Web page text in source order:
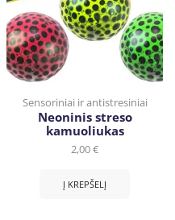
Sensoriniai ir antistresiniai
Neoninis streso
kamuoliukas
2,00€
Į KREPŠELĮ